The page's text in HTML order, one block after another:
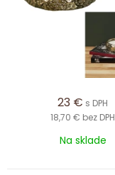
23 € s DPH
18,70 € bez DPH
Na sklade